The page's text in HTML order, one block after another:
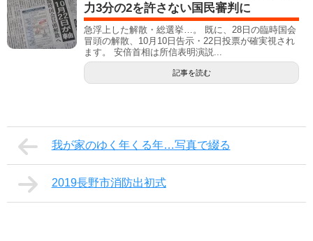
力3分の2を許さない国民審判に
急浮上した解散・総選挙…。 既に、28日の臨時国会
冒頭の解散、10月10日告示・22日投票が確実視され
ます。 安倍首相は所信表明演説...
記事を読む
我が家のゆく年くる年…写真で綴る
2019長野市消防出初式